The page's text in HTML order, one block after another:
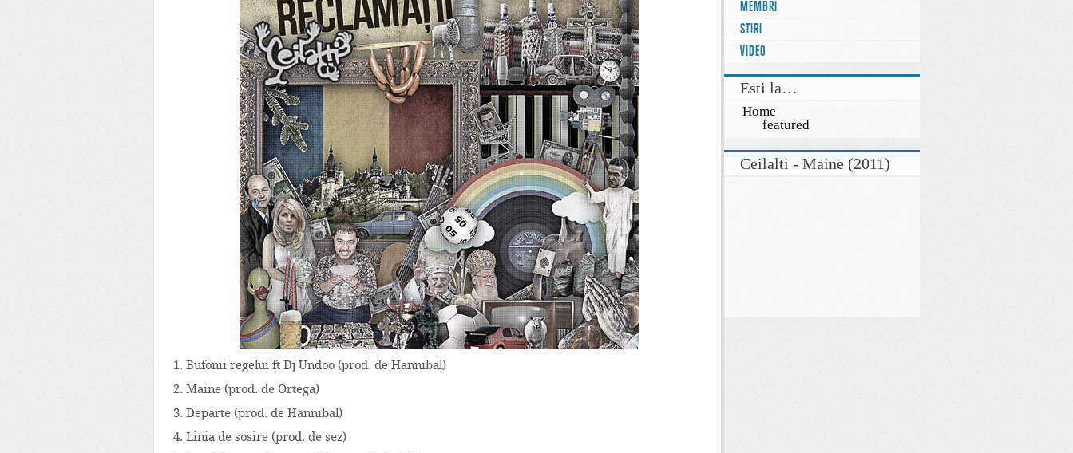
1. Bufonii regelui ft Dj Undoo (prod. de Hannibal)
2. Maine (prod. de Ortega)
3. Departe (prod. de Hannibal)
4. Linia de sosire (prod. de sez)
MEMBRI
STIRI
VIDEO
Esti la…
Home
featured
Ceilalti - Maine (2011)